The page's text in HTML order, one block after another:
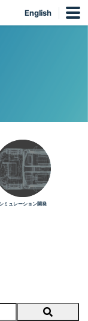
English
シミュレーション開発
Search